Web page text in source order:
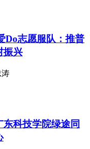
Do志愿服队：推普
振兴
涛
科技学院绿途同